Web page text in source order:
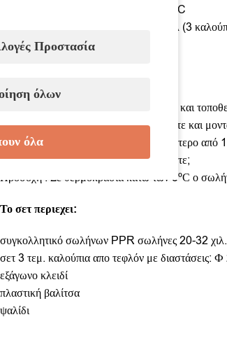
Συγκολλητικό πλαστικών σωλήνων PVC
Διάμερο καλουπιών: Ø20,Ø25,Ø32 χιλ (3
Οδηγίες χρήσης:
1.Βγάλτε το μηχάνημα από την βαλίτσα και
2.Βγάλτε τα καλούπα σωληνών, διαλέξτε και
3.Ενεργοποιήστε το μηχάνημα- για λιγότερο
4.Εισάγετε τον σωλήνα και το θερμαίνετε;
Προσοχή : Σε θερμοκρασία κάτω των 5ºС ο
Το σετ περιεχει:
συγκολλητικό σωλήνων PPR σωλήνες 20-32 χιλ.
σετ 3 τεμ. καλούπια απο τεφλόν με διαστάσεις:
εξάγωνο κλειδί
πλαστική βαλίτσα
ψαλίδι
Προστασία
όλων
όλα